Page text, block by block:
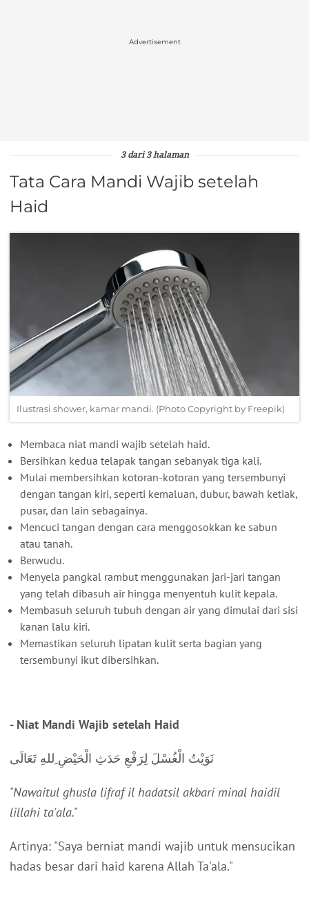
Advertisement
3 dari 3 halaman
Tata Cara Mandi Wajib setelah
Haid
Ilustrasi shower, kamar mandi. (Photo Copyright by Freepik)
Membaca niat mandi wajib setelah haid.
Bersihkan kedua telapak tangan sebanyak tiga kali.
Mulai membersihkan kotoran-kotoran yang tersembunyi
dengan tangan kiri, seperti kemaluan, dubur, bawah ketiak,
pusar, dan lain sebagainya.
Mencuci tangan dengan cara menggosokkan ke sabun
atau tanah.
Berwudu.
Menyela pangkal rambut menggunakan jari-jari tangan
yang telah dibasuh air hingga menyentuh kulit kepala.
Membasuh seluruh tubuh dengan air yang dimulai dari sisi
kanan lalu kiri.
Memastikan seluruh lipatan kulit serta bagian yang
tersembunyi ikut dibersihkan.
- Niat Mandi Wajib setelah Haid
نَوَيْتُ الْغُسْلَ لِرَفْعِ حَدَثِ الْحَيْضِ ِللهِ تَعَالَى
"Nawaitul ghusla lifraf il hadatsil akbari minal haidil
lillahi ta'ala."
Artinya: "Saya berniat mandi wajib untuk mensucikan
hadas besar dari haid karena Allah Ta'ala."